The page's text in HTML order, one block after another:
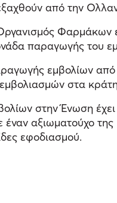
από την
Φαρμάκων
παραγωγής
εμβολίων από
στα
στην Ένωση έχει
αξιωματούχο της
εφοδιασμού.